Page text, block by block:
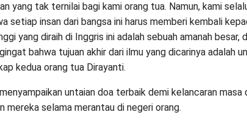
yang tak ternilai bagi kami orang tua. Namun, kami
setiap insan dari bangsa ini harus memberi kembali
yang diraih di Inggris ini adalah sebuah amanah besar,
bahwa tujuan akhir dari ilmu yang dicarinya adalah
kedua orang tua Dirayanti.
untaian doa terbaik demi kelancaran masa
mereka selama merantau di negeri orang.